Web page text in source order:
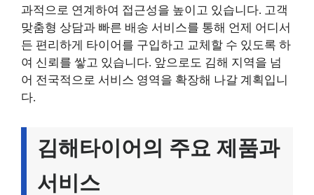
과적으로 연계하여 접근성을 높이고 있습니다. 고객
맞춤형 상담과 빠른 배송 서비스를 통해 언제 어디서
든 편리하게 타이어를 구입하고 교체할 수 있도록 하
여 신뢰를 쌓고 있습니다. 앞으로도 김해 지역을 넘
어 전국적으로 서비스 영역을 확장해 나갈 계획입니
다.
김해타이어의 주요 제품과
서비스